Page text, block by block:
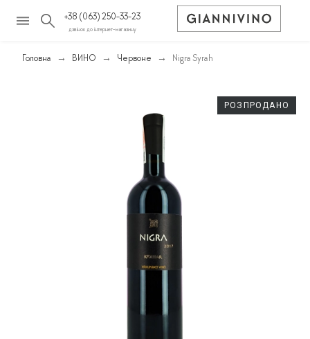
+38 (063) 250-33-23
дзвінок до інтернет-магазину
Головна ВИНО Червоне Nigra Syrah
РОЗПРОДАНО